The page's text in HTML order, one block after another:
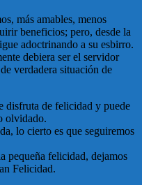
más amables, menos
beneficios; pero, desde la
adoctrinando a su esbirro.
debiera ser el servidor
verdadera situación de
disfruta de felicidad y puede
olvidado.
lo cierto es que seguiremos
pequeña felicidad, dejamos
Felicidad.